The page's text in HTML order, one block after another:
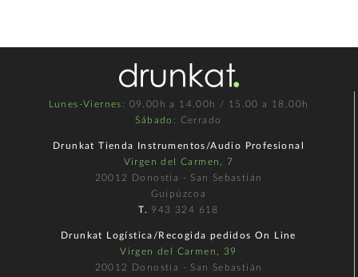
Lunes-Viernes : 09.00h a 14.00h / 15.00 a 18.00h
Sábado : Cerrado
Drunkat Tienda Instrumentos/Audio Profesional
Virgen del Carmen, 7
20012 Donostia - San Sebastián
Guipúzcoa
T. 943 324 618
Drunkat Logística/Recogida pedidos On Line
Virgen del Carmen, 39
20012 Donostia - San Sebastián